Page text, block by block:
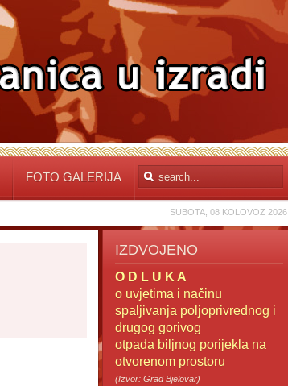
FOTO GALERIJA
SUBOTA, 08 KOLOVOZ 2026
IZDVOJENO
O D L U K A
o uvjetima i načinu
spaljivanja poljoprivrednog i
drugog gorivog
otpada biljnog porijekla na
otvorenom prostoru
(Izvor: Grad Bjelovar)